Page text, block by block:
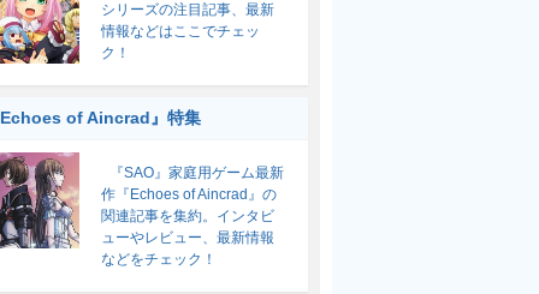
シリーズの注目記事、最新
情報などはここでチェッ
ク！
of Aincrad』特集
『SAO』家庭用ゲーム最新
作『Echoes of Aincrad』の
関連記事を集約。インタビ
ューやレビュー、最新情報
などをチェック！